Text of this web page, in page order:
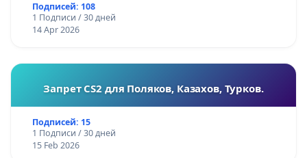
Подписей: 108
1 Подписи / 30 дней
14 Apr 2026
Запрет CS2 для Поляков, Казахов, Турков.
Подписей: 15
1 Подписи / 30 дней
15 Feb 2026